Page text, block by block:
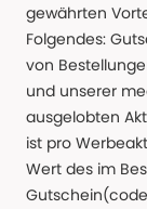
gewährten
Folgendes:
von
und unserer
ausgelobten
ist pro
Wert des im